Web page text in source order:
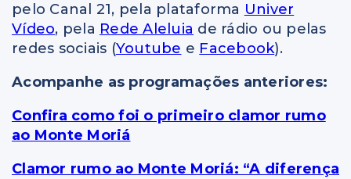
pelo Canal 21, pela plataforma Univer
Vídeo, pela Rede Aleluia de rádio ou pelas
redes sociais (Youtube e Facebook).
Acompanhe as programações anteriores:
Confira como foi o primeiro clamor rumo
ao Monte Moriá
Clamor rumo ao Monte Moriá: “A diferença